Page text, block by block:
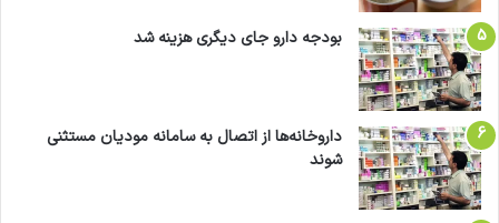
بودجه دارو جای دیگری هزینه شد
داروخانه‌ها از اتصال به سامانه مودیان مستثنی
شوند